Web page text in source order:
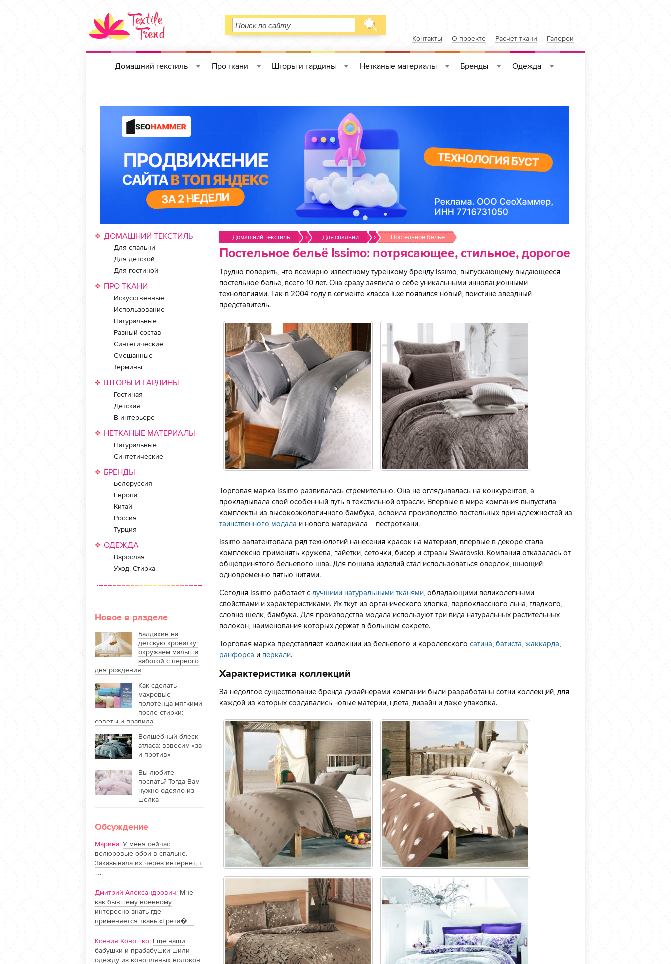
Контакты О проекте Расчет ткани Галереи
Домашний текстиль Про ткани Шторы и гардины Нетканые материалы Бренды Одежда
ДОМАШНИЙ ТЕКСТИЛЬ
Для спальни
Для детской
Для гостиной
ПРО ТКАНИ
Искусственные
Использование
Натуральные
Разный состав
Синтетические
Смешанные
Термины
ШТОРЫ И ГАРДИНЫ
Гостиная
Детская
В интерьере
НЕТКАНЫЕ МАТЕРИАЛЫ
Натуральные
Синтетические
БРЕНДЫ
Белоруссия
Европа
Китай
Россия
Турция
ОДЕЖДА
Взрослая
Уход. Стирка
Новое в разделе
Балдахин на
детскую кроватку:
окружаем малыша
заботой с первого
дня рождения
Как сделать
махровые
полотенца мягкими
после стирки:
советы и правила
Волшебный блеск
атласа: взвесим «за
и против»
Вы любите
поспать? Тогда Вам
нужно одеяло из
шелка
Обсуждение
Марина: У меня сейчас
велюровые обои в спальне.
Заказывала их через интернет, т.
…
Дмитрий Александрович: Мне
как бывшему военному
интересно знать где
применяется ткань «Грета�…
Ксения Коношко: Еще наши
бабушки и прабабушки шили
одежду из конопляных волокон.
Домашний текстиль › Для спальни › Постельное белье
Постельное бельё Issimo: потрясающее, стильное, дорогое
Трудно поверить, что всемирно известному турецкому бренду Issimo, выпускающему выдающееся
постельное бельё, всего 10 лет. Она сразу заявила о себе уникальными инновационными
технологиями. Так в 2004 году в сегменте класса luxe появился новый, поистине звёздный
представитель.
Торговая марка Issimo развивалась стремительно. Она не оглядывалась на конкурентов, а
прокладывала свой особенный путь в текстильной отрасли. Впервые в мире компания выпустила
комплекты из высокоэкологичного бамбука, освоила производство постельных принадлежностей из
таинственного модала и нового материала – пестроткани.
Issimo запатентовала ряд технологий нанесения красок на материал, впервые в декоре стала
комплексно применять кружева, пайетки, сеточки, бисер и стразы Swarovski. Компания отказалась от
общепринятого бельевого шва. Для пошива изделий стал использоваться оверлок, шьющий
одновременно пятью нитями.
Сегодня Issimo работает с лучшими натуральными тканями, обладающими великолепными
свойствами и характеристиками. Их ткут из органического хлопка, первоклассного льна, гладкого,
словно шёлк, бамбука. Для производства модала используют три вида натуральных растительных
волокон, наименования которых держат в большом секрете.
Торговая марка представляет коллекции из бельевого и королевского сатина, батиста, жаккарда,
ранфорса и перкали.
Характеристика коллекций
За недолгое существование бренда дизайнерами компании были разработаны сотни коллекций, для
каждой из которых создавались новые материи, цвета, дизайн и даже упаковка.